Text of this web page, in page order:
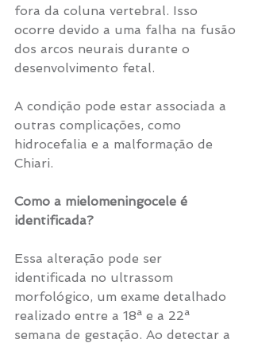
fora da coluna vertebral. Isso
ocorre devido a uma falha na fusão
dos arcos neurais durante o
desenvolvimento fetal.
A condição pode estar associada a
outras complicações, como
hidrocefalia e a malformação de
Chiari.
Como a mielomeningocele é
identificada?
Essa alteração pode ser
identificada no ultrassom
morfológico, um exame detalhado
realizado entre a 18ª e a 22ª
semana de gestação. Ao detectar a